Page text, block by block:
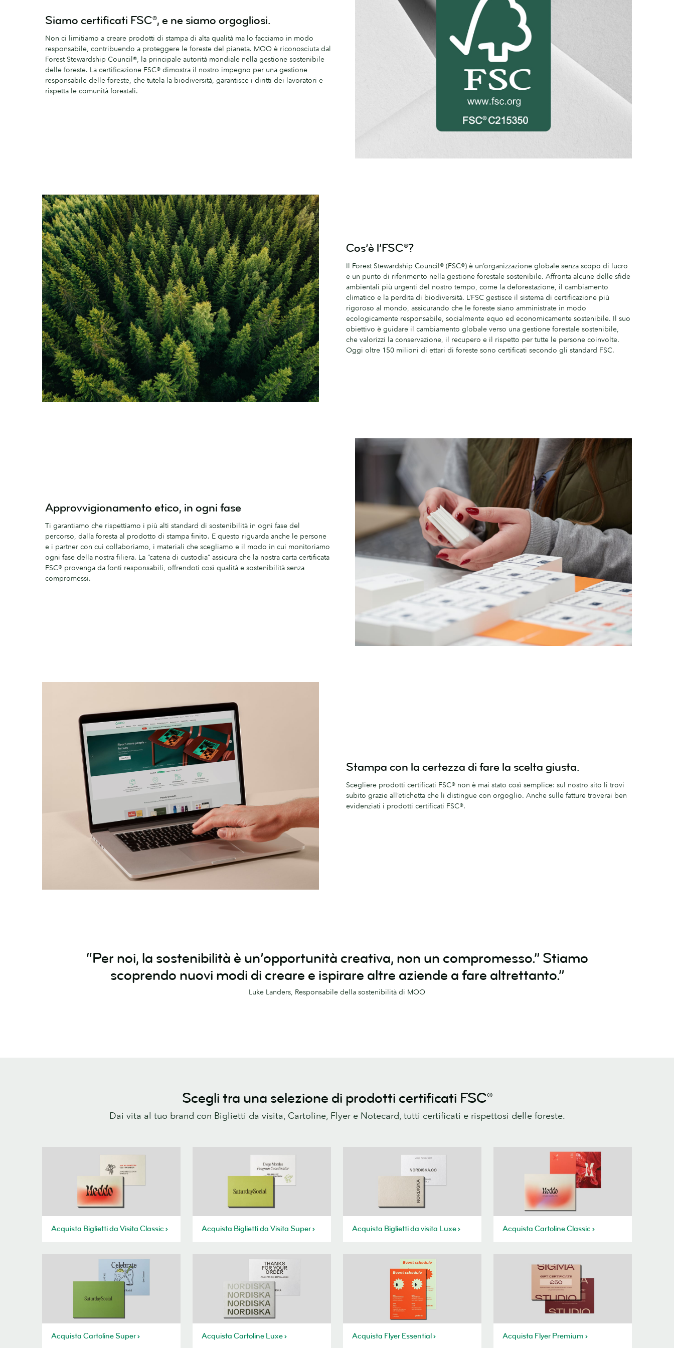
Siamo certificati FSC®, e ne siamo orgogliosi.
Non ci limitiamo a creare prodotti di stampa di alta qualità ma lo facciamo in modo
responsabile, contribuendo a proteggere le foreste del pianeta. MOO è riconosciuta dal
Forest Stewardship Council®, la principale autorità mondiale nella gestione sostenibile
delle foreste. La certificazione FSC® dimostra il nostro impegno per una gestione
responsabile delle foreste, che tutela la biodiversità, garantisce i diritti dei lavoratori e
rispetta le comunità forestali.
Cos’è l’FSC®?
Il Forest Stewardship Council® (FSC®) è un’organizzazione globale senza scopo di lucro
e un punto di riferimento nella gestione forestale sostenibile. Affronta alcune delle sfide
ambientali più urgenti del nostro tempo, come la deforestazione, il cambiamento
climatico e la perdita di biodiversità. L’FSC gestisce il sistema di certificazione più
rigoroso al mondo, assicurando che le foreste siano amministrate in modo
ecologicamente responsabile, socialmente equo ed economicamente sostenibile. Il suo
obiettivo è guidare il cambiamento globale verso una gestione forestale sostenibile,
che valorizzi la conservazione, il recupero e il rispetto per tutte le persone coinvolte.
Oggi oltre 150 milioni di ettari di foreste sono certificati secondo gli standard FSC.
Approvvigionamento etico, in ogni fase
Ti garantiamo che rispettiamo i più alti standard di sostenibilità in ogni fase del
percorso, dalla foresta al prodotto di stampa finito. E questo riguarda anche le persone
e i partner con cui collaboriamo, i materiali che scegliamo e il modo in cui monitoriamo
ogni fase della nostra filiera. La “catena di custodia” assicura che la nostra carta certificata
FSC® provenga da fonti responsabili, offrendoti così qualità e sostenibilità senza
compromessi.
Stampa con la certezza di fare la scelta giusta.
Scegliere prodotti certificati FSC® non è mai stato così semplice: sul nostro sito li trovi
subito grazie all’etichetta che li distingue con orgoglio. Anche sulle fatture troverai ben
evidenziati i prodotti certificati FSC®.
“Per noi, la sostenibilità è un’opportunità creativa, non un compromesso.” Stiamo
scoprendo nuovi modi di creare e ispirare altre aziende a fare altrettanto.”
Luke Landers, Responsabile della sostenibilità di MOO
Scegli tra una selezione di prodotti certificati FSC®
Dai vita al tuo brand con Biglietti da visita, Cartoline, Flyer e Notecard, tutti certificati e rispettosi delle foreste.
Acquista Biglietti da Visita Classic Acquista Biglietti da Visita Super Acquista Biglietti da visita Luxe Acquista Cartoline Classic
Acquista Cartoline Super Acquista Cartoline Luxe Acquista Flyer Essential Acquista Flyer Premium